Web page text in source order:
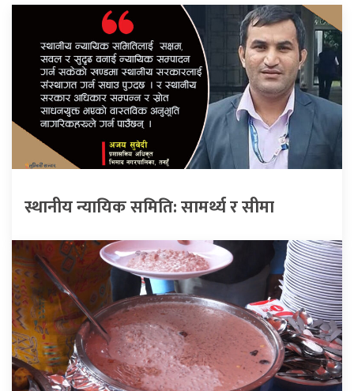
स्थानीय न्यायिक समिति: सामर्थ्य र सीमा